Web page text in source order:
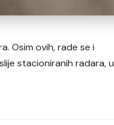
Osim ovih, rade se i
stacioniranih radara, u